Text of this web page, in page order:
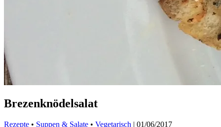
Brezenknödelsalat
Rezepte • Suppen & Salate • Vegetarisch | 01/06/2017